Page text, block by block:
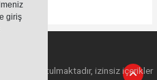
giriş
saklı tutulmaktadır, izinsiz içerikler